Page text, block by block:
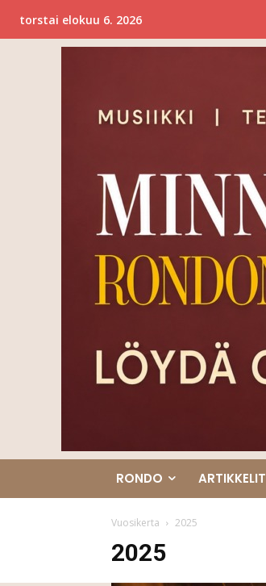
torstai elokuu 6. 2026
RONDO ARTIKKELIT
Vuosikerta 2025
2025